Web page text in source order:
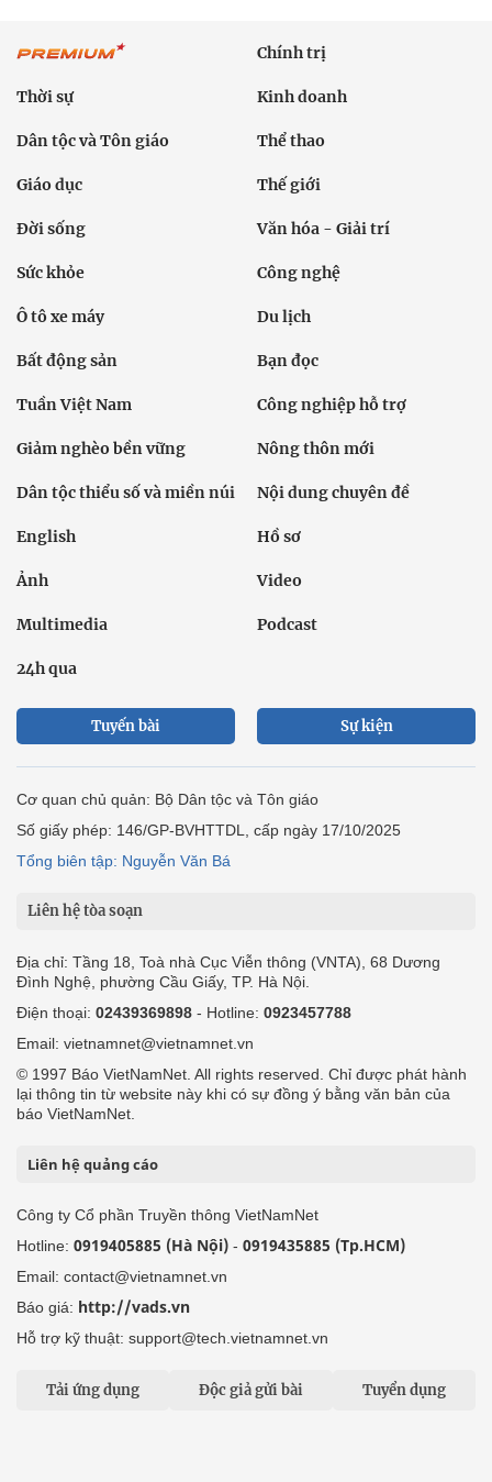
Chính trị
Thời sự Kinh doanh
Dân tộc và Tôn giáo Thể thao
Giáo dục Thế giới
Đời sống Văn hóa - Giải trí
Sức khỏe Công nghệ
Ô tô xe máy Du lịch
Bất động sản Bạn đọc
Tuần Việt Nam Công nghiệp hỗ trợ
Giảm nghèo bền vững Nông thôn mới
Dân tộc thiểu số và miền núi Nội dung chuyên đề
English Hồ sơ
Ảnh Video
Multimedia Podcast
24h qua
Tuyến bài Sự kiện
Cơ quan chủ quản: Bộ Dân tộc và Tôn giáo
Số giấy phép: 146/GP-BVHTTDL, cấp ngày 17/10/2025
Tổng biên tập: Nguyễn Văn Bá
Liên hệ tòa soạn
Địa chỉ: Tầng 18, Toà nhà Cục Viễn thông (VNTA), 68 Dương
Đình Nghệ, phường Cầu Giấy, TP. Hà Nội.
Điện thoại: 02439369898 - Hotline: 0923457788
Email: vietnamnet@vietnamnet.vn
© 1997 Báo VietNamNet. All rights reserved. Chỉ được phát hành
lại thông tin từ website này khi có sự đồng ý bằng văn bản của
báo VietNamNet.
Liên hệ quảng cáo
Công ty Cổ phần Truyền thông VietNamNet
Hotline: 0919405885 (Hà Nội) - 0919435885 (Tp.HCM)
Email: contact@vietnamnet.vn
Báo giá: http://vads.vn
Hỗ trợ kỹ thuật: support@tech.vietnamnet.vn
Tải ứng dụng Độc giả gửi bài Tuyển dụng